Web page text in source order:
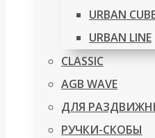
URBAN
URBAN LINE
CLASSIC
AGB WAVE
ДЛЯ
РУЧКИ-СКОБЫ